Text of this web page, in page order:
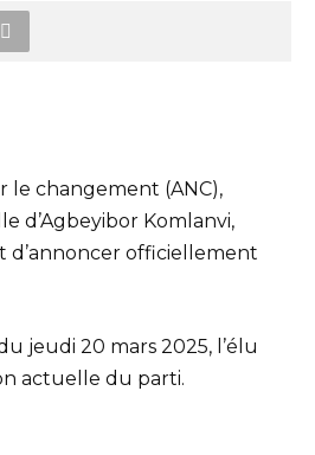
le changement (ANC),
d’Agbeyibor Komlanvi,
d’annoncer officiellement
jeudi 20 mars 2025, l’élu
actuelle du parti.